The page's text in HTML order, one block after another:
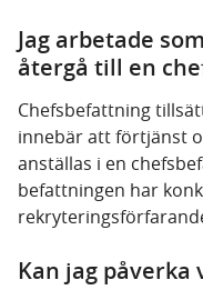
Jag arbetade
återgå till en
Chefsbefattning
innebär att förtjänst
anställas i en
befattningen har
Kan jag